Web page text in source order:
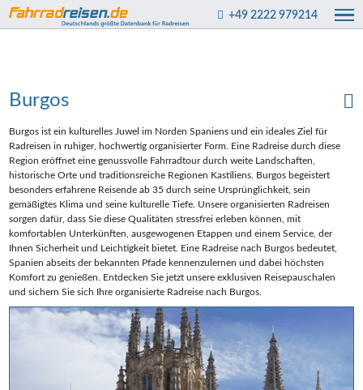
+49 2222 979214
Burgos
Burgos ist ein kulturelles Juwel im Norden Spaniens und ein ideales Ziel für
Radreisen in ruhiger, hochwertig organisierter Form. Eine Radreise durch diese
Region eröffnet eine genussvolle Fahrradtour durch weite Landschaften,
historische Orte und traditionsreiche Regionen Kastiliens. Burgos begeistert
besonders erfahrene Reisende ab 35 durch seine Ursprünglichkeit, sein
gemäßigtes Klima und seine kulturelle Tiefe. Unsere organisierten Radreisen
sorgen dafür, dass Sie diese Qualitäten stressfrei erleben können, mit
komfortablen Unterkünften, ausgewogenen Etappen und einem Service, der
Ihnen Sicherheit und Leichtigkeit bietet. Eine Radreise nach Burgos bedeutet,
Spanien abseits der bekannten Pfade kennenzulernen und dabei höchsten
Komfort zu genießen. Entdecken Sie jetzt unsere exklusiven Reisepauschalen
und sichern Sie sich Ihre organisierte Radreise nach Burgos.